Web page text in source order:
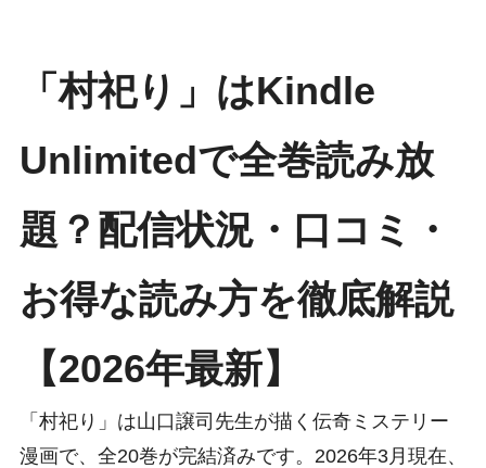
「村祀り」はKindle
Unlimitedで全巻読み放
題？配信状況・口コミ・
お得な読み方を徹底解説
【2026年最新】
「村祀り」は山口譲司先生が描く伝奇ミステリー
漫画で、全20巻が完結済みです。2026年3月現在、